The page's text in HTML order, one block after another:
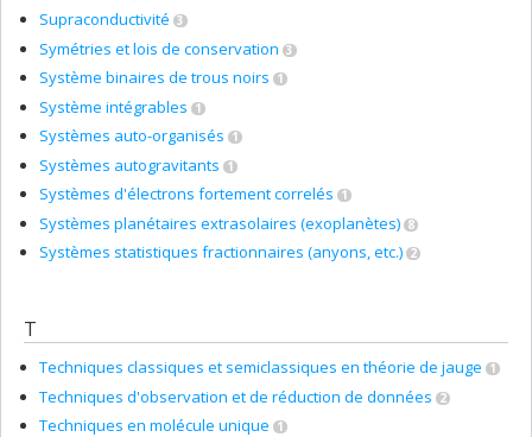
Supraconductivité 3
Symétries et lois de conservation 3
Système binaires de trous noirs 1
Système intégrables 1
Systèmes auto-organisés 1
Systèmes autogravitants 1
Systèmes d'électrons fortement correlés 1
Systèmes planétaires extrasolaires (exoplanètes) 8
Systèmes statistiques fractionnaires (anyons, etc.) 2
T
Techniques classiques et semiclassiques en théorie de jauge 1
Techniques d'observation et de réduction de données 2
Techniques en molécule unique 1